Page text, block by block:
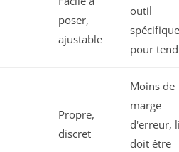
poser,
ajustable
outil
spécifique
pour
Propre,
discret
Moins de
marge
d'erreur,
doit être